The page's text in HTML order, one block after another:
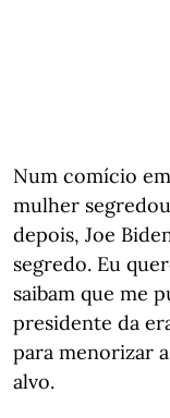
Num comício
mulher
depois, Joe
segredo. Eu
saibam que me
presidente da
para menorizar
alvo.